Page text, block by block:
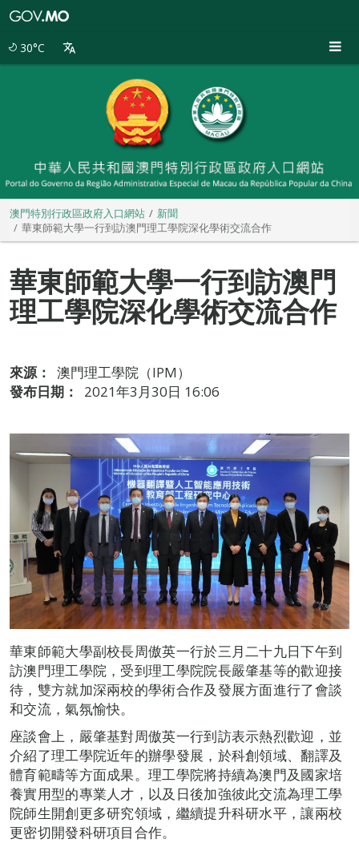
30°C
澳門特別行政區政府入口網站
新聞
華東師範大學一行到訪澳門理工學院深化學術交流合作
華東師範大學一行到訪澳門
理工學院深化學術交流合作
來源：
澳門理工學院（IPM）
發布日期：
2021年3月30日 16:06
華東師範大學副校長周傲英一行於三月二十九日下午到
訪澳門理工學院，受到理工學院院長嚴肇基等的歡迎接
待，雙方就加深兩校的學術合作及發展方面進行了會談
和交流，氣氛愉快。
座談會上，嚴肇基對周傲英一行到訪表示熱烈歡迎，並
介紹了理工學院近年的辦學發展，於科創領域、翻譯及
體育範疇等方面成果。理工學院將持續為澳門及國家培
養實用型的專業人才，以及日後加強彼此交流為理工學
院師生開創更多研究領域，繼續提升科研水平，讓兩校
更密切開發科研項目合作。